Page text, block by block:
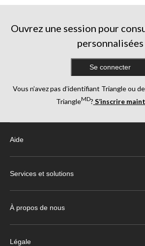
Ouvrez une session pour
personnalisées
Se connecter
Vous n’avez pas d’identifiant Triangle ou
TriangleMD? S’inscrire
Aide
Services et solutions
À propos de nous
Légale